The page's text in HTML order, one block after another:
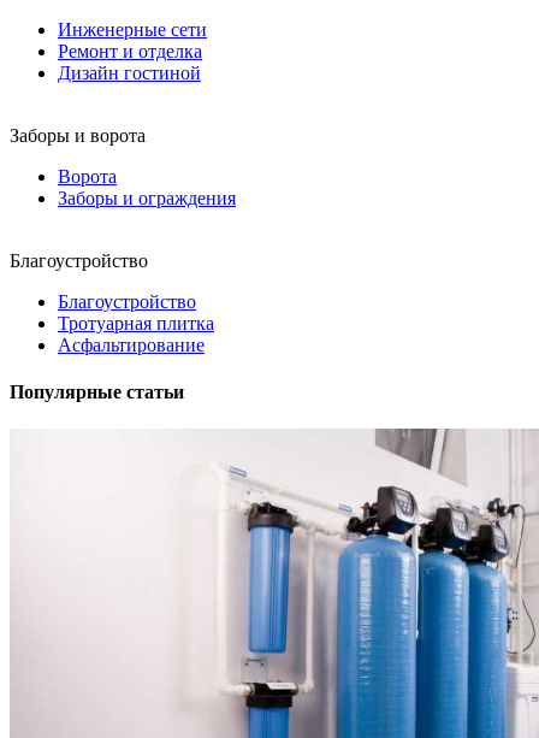
Инженерные сети
Ремонт и отделка
Дизайн гостиной
Заборы и ворота
Ворота
Заборы и ограждения
Благоустройство
Благоустройство
Тротуарная плитка
Асфальтирование
Популярные статьи